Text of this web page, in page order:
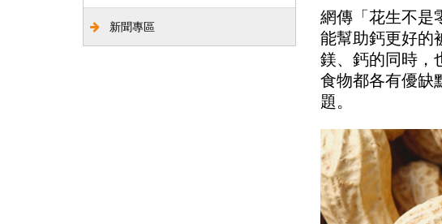
新聞專區
網傳「花生不是
能幫助鈣更好的
鎂、鈣的同時，
食物都各有優缺
題。